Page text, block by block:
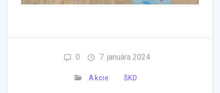
0 7. januára 2024
Akcie ŠKD